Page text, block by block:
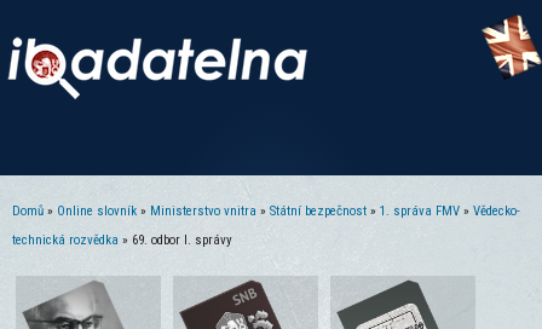
Jste zde
Domů » Online slovník » Ministerstvo vnitra » Státní bezpečnost » 1. správa FMV » Vědecko-
technická rozvědka » 69. odbor I. správy